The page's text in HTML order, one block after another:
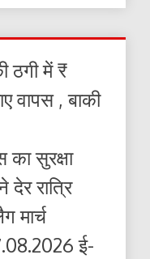
ठगी में ₹
वापस , बाकी
का सुरक्षा
रात्रि
मार्च
ई-